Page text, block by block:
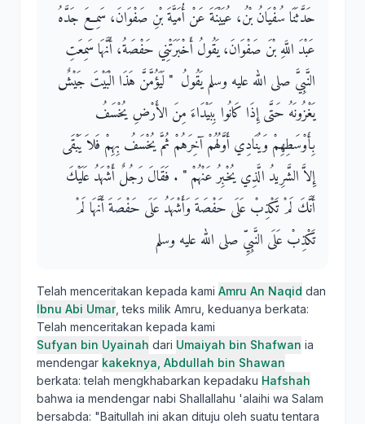
حَدَّثَنَا سُفْيَانُ بْنُ، عُيَيْنَةَ عَنْ أُمَيَّةَ بْنِ صَفْوَانَ، سَمِعَ جَدَّهُ
عَبْدَ اللَّهِ بْنَ صَفْوَانَ، يَقُولُ أَخْبَرَتْنِي حَفْصَةُ، أَنَّهَا سَمِعَتِ
النَّبِيَّ صلى الله عليه وسلم يَقُولُ ‏ "‏ لَيَؤُمَّنَّ هَذَا الْبَيْتَ جَيْشٌ
يَغْزُونَهُ حَتَّى إِذَا كَانُوا بِبَيْدَاءَ مِنَ الأَرْضِ يُخْسَفُ
بِأَوْسَطِهِمْ وَيُنَادِي أَوَّلُهُمْ آخِرَهُمْ ثُمَّ يُخْسَفُ بِهِمْ فَلاَ يَبْقَى
إِلاَّ الشَّرِيدُ الَّذِي يُخْبِرُ عَنْهُمْ ‏"‏ ‏.‏ فَقَالَ رَجُلٌ أَشْهَدُ عَلَيْكَ
أَنَّكَ لَمْ تَكْذِبْ عَلَى حَفْصَةَ وَأَشْهَدُ عَلَى حَفْصَةَ أَنَّهَا لَمْ
تَكْذِبْ عَلَى النَّبِيِّ صلى الله عليه وسلم
Telah menceritakan kepada kami Amru An Naqid dan
Ibnu Abi Umar, teks milik Amru, keduanya berkata:
Telah menceritakan kepada kami
Sufyan bin Uyainah dari Umaiyah bin Shafwan ia
mendengar kakeknya, Abdullah bin Shawan
berkata: telah mengkhabarkan kepadaku Hafshah
bahwa ia mendengar nabi Shallallahu 'alaihi wa Salam
bersabda: "Baitullah ini akan dituju oleh suatu tentara